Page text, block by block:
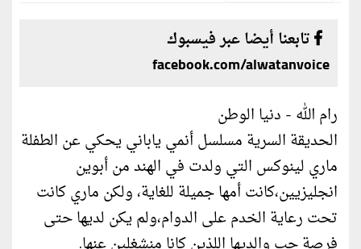
تابعنا أيضا عبر فيسبوك
facebook.com/alwatanvoice
رام الله - دنيا الوطن
الحديقة السرية مسلسل أنمي ياباني يحكي عن الطفلة
ماري لينوكس التي ولدت في الهند من أبوين
انجليزيين،كانت أمها جميلة للغاية، ولكن ماري كانت
تحت رعاية الخدم على الدوام،ولم يكن لديها حتى